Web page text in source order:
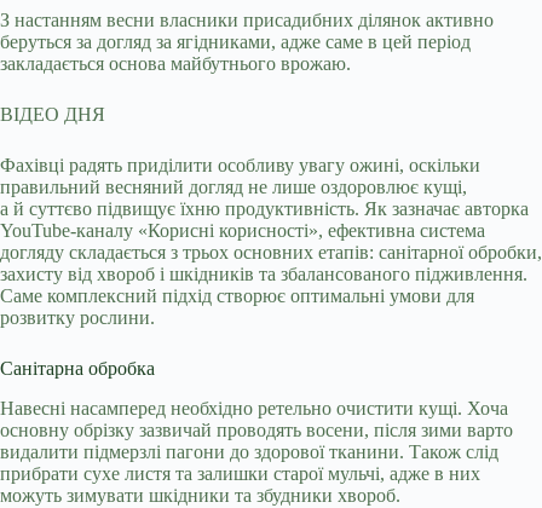
З настанням весни власники присадибних ділянок активно
беруться за догляд за ягідниками, адже саме в цей період
закладається основа майбутнього врожаю.
ВІДЕО ДНЯ
Фахівці радять приділити особливу увагу ожині, оскільки
правильний весняний догляд не лише оздоровлює кущі,
а й суттєво підвищує їхню продуктивність. Як зазначає авторка
YouTube-каналу «Корисні корисності», ефективна система
догляду складається з трьох основних етапів: санітарної обробки,
захисту від хвороб і шкідників та збалансованого підживлення.
Саме комплексний підхід створює оптимальні умови для
розвитку рослини.
Санітарна обробка
Навесні насамперед необхідно ретельно очистити кущі. Хоча
основну обрізку зазвичай проводять восени, після зими варто
видалити підмерзлі пагони до здорової тканини. Також слід
прибрати сухе листя та залишки старої мульчі, адже в них
можуть зимувати шкідники та збудники хвороб.